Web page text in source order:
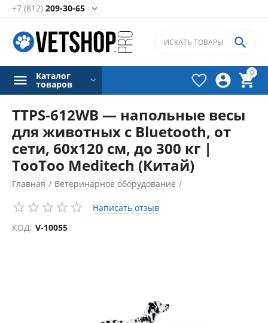
+7 (812) 209-30-65 
0




Каталог
товаров
TTPS-612WB — напольные весы
для животных c Bluetooth, от
сети, 60х120 см, до 300 кг |
TooToo Meditech (Китай)
Главная / Ветеринарное оборудование /
Весы для животных
/
Написать отзыв
КОД: V-10055